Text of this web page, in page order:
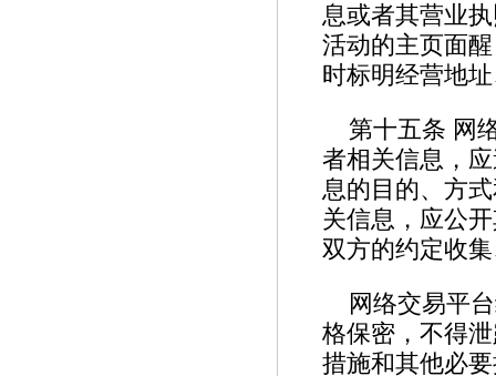
息或者其营业
活动的主页面
时标明经营地
第十五条 网
者相关信息，
息的目的、方
关信息，应公
双方的约定收
网络交易平
格保密，不得
措施和其他必